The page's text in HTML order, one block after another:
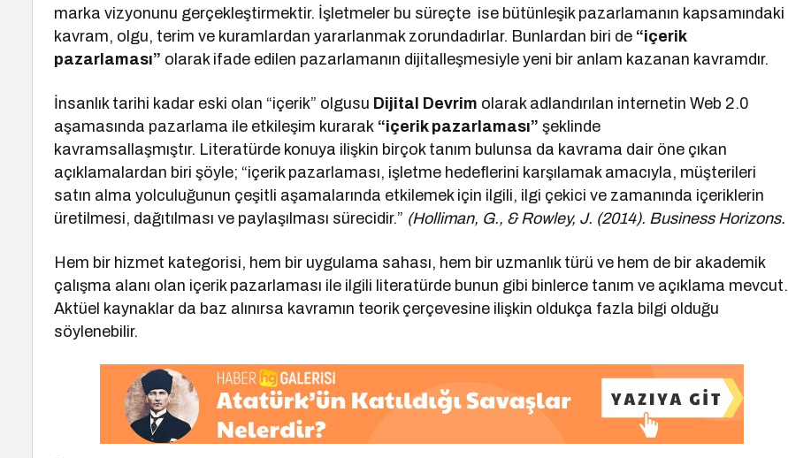
marka vizyonunu gerçekleştirmektir. İşletmeler bu süreçte ise bütünleşik pazarlamanın kapsamındaki
kavram, olgu, terim ve kuramlardan yararlanmak zorundadırlar. Bunlardan biri de “içerik
pazarlaması” olarak ifade edilen pazarlamanın dijitalleşmesiyle yeni bir anlam kazanan kavramdır.
İnsanlık tarihi kadar eski olan “içerik” olgusu Dijital Devrim olarak adlandırılan internetin Web 2.0
aşamasında pazarlama ile etkileşim kurarak “içerik pazarlaması” şeklinde
kavramsallaşmıştır. Literatürde konuya ilişkin birçok tanım bulunsa da kavrama dair öne çıkan
açıklamalardan biri şöyle; “içerik pazarlaması, işletme hedeflerini karşılamak amacıyla, müşterileri
satın alma yolculuğunun çeşitli aşamalarında etkilemek için ilgili, ilgi çekici ve zamanında içeriklerin
üretilmesi, dağıtılması ve paylaşılması sürecidir.” (Holliman, G., & Rowley, J. (2014). Business Horizons.
Hem bir hizmet kategorisi, hem bir uygulama sahası, hem bir uzmanlık türü ve hem de bir akademik
çalışma alanı olan içerik pazarlaması ile ilgili literatürde bunun gibi binlerce tanım ve açıklama mevcut.
Aktüel kaynaklar da baz alınırsa kavramın teorik çerçevesine ilişkin oldukça fazla bilgi olduğu
söylenebilir.